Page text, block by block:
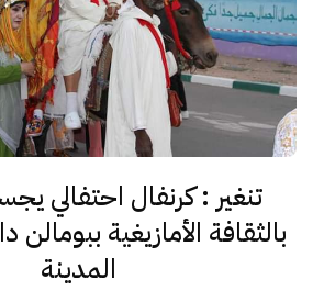
تنغير : كرنفال احتفالي
بالثقافة الأمازيغية
المدينة